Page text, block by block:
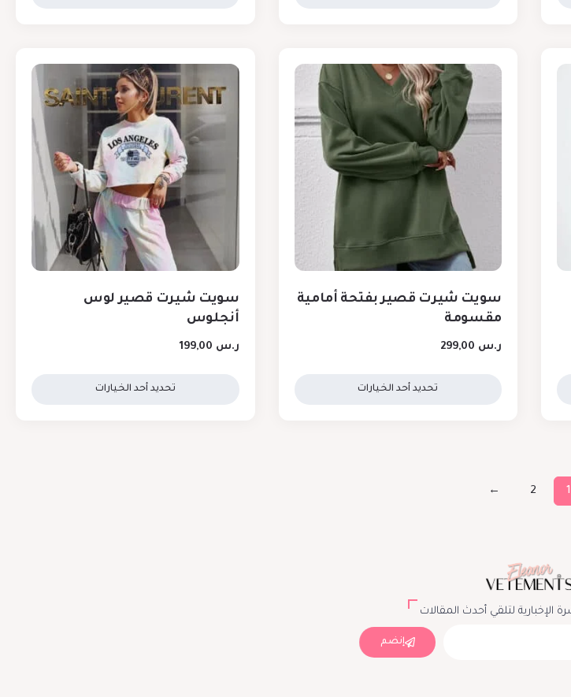
سويت شيرت قصير بفتحة أمامية
مقسومة
ر.س
تحديد أحد الخيارات
سويت شيرت قصير لوس
أنجلوس
ر.س
تحديد أحد الخيارات
1
2
←
الإخبارية لتلقي أحدث المقالات
إنضم